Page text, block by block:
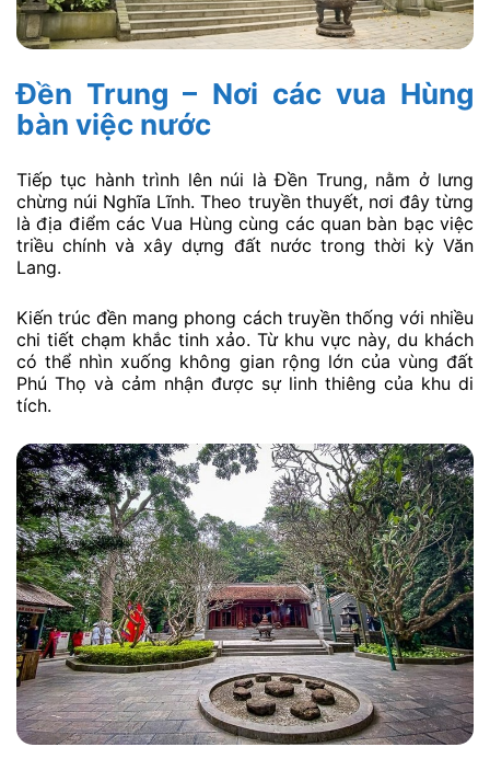
Đền Trung – Nơi các vua Hùng
bàn việc nước
Tiếp tục hành trình lên núi là Đền Trung, nằm ở lưng
chừng núi Nghĩa Lĩnh. Theo truyền thuyết, nơi đây từng
là địa điểm các Vua Hùng cùng các quan bàn bạc việc
triều chính và xây dựng đất nước trong thời kỳ Văn
Lang.
Kiến trúc đền mang phong cách truyền thống với nhiều
chi tiết chạm khắc tinh xảo. Từ khu vực này, du khách
có thể nhìn xuống không gian rộng lớn của vùng đất
Phú Thọ và cảm nhận được sự linh thiêng của khu di
tích.